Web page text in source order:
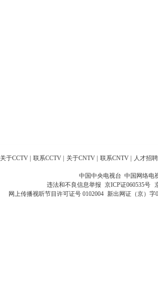
关于CCTV 联系CCTV 关于CNTV 联系CNTV 人才招聘
中国中央电视台 中国网络电
违法和不良信息举报 京ICP证060535号
网上传播视听节目许可证号 0102004 新出网证（京）